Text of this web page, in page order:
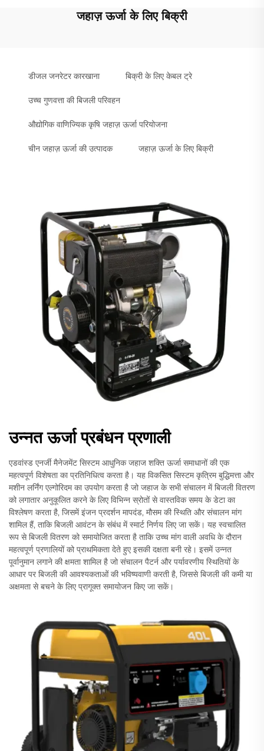
जहाज़ ऊर्जा के लिए बिक्री
डीजल जनरेटर कारखाना बिक्री के लिए केबल ट्रे
उच्च गुणवत्ता की बिजली परिवहन
औद्योगिक वाणिज्यिक कृषि जहाज़ ऊर्जा परियोजना
चीन जहाज़ ऊर्जा की उत्पादक जहाज़ ऊर्जा के लिए बिक्री
उन्नत ऊर्जा प्रबंधन प्रणाली
एडवांस्ड एनर्जी मैनेजमेंट सिस्टम आधुनिक जहाज शक्ति ऊर्जा समाधानों की एक
महत्वपूर्ण विशेषता का प्रतिनिधित्व करता है। यह विकसित सिस्टम कृत्रिम बुद्धिमत्ता और
मशीन लर्निंग एल्गोरिदम का उपयोग करता है जो जहाज के सभी संचालन में बिजली वितरण
को लगातार अनुकूलित करने के लिए विभिन्न स्रोतों से वास्तविक समय के डेटा का
विश्लेषण करता है, जिसमें इंजन प्रदर्शन मापदंड, मौसम की स्थिति और संचालन मांग
शामिल हैं, ताकि बिजली आवंटन के संबंध में स्मार्ट निर्णय लिए जा सकें। यह स्वचालित
रूप से बिजली वितरण को समायोजित करता है ताकि उच्च मांग वाली अवधि के दौरान
महत्वपूर्ण प्रणालियों को प्राथमिकता देते हुए इसकी दक्षता बनी रहे। इसमें उन्नत
पूर्वानुमान लगाने की क्षमता शामिल है जो संचालन पैटर्न और पर्यावरणीय स्थितियों के
आधार पर बिजली की आवश्यकताओं की भविष्यवाणी करती है, जिससे बिजली की कमी या
अक्षमता से बचने के लिए प्रागूक्त समायोजन किए जा सकें।